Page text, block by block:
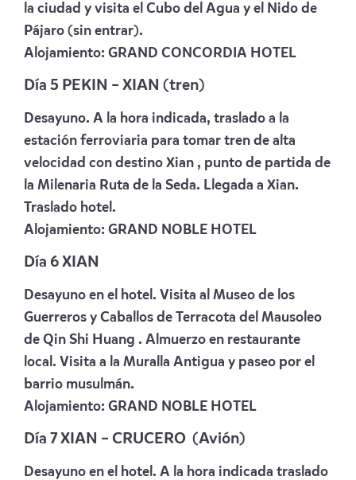
la ciudad y visita el Cubo del Agua y el Nido de
Pájaro (sin entrar).
Alojamiento: GRAND CONCORDIA HOTEL
Día 5 PEKIN – XIAN (tren)
Desayuno. A la hora indicada, traslado a la
estación ferroviaria para tomar tren de alta
velocidad con destino Xian , punto de partida de
la Milenaria Ruta de la Seda. Llegada a Xian.
Traslado hotel.
Alojamiento: GRAND NOBLE HOTEL
Día 6 XIAN
Desayuno en el hotel. Visita al Museo de los
Guerreros y Caballos de Terracota del Mausoleo
de Qin Shi Huang . Almuerzo en restaurante
local. Visita a la Muralla Antigua y paseo por el
barrio musulmán.
Alojamiento: GRAND NOBLE HOTEL
Día 7 XIAN – CRUCERO (Avión)
Desayuno en el hotel. A la hora indicada traslado